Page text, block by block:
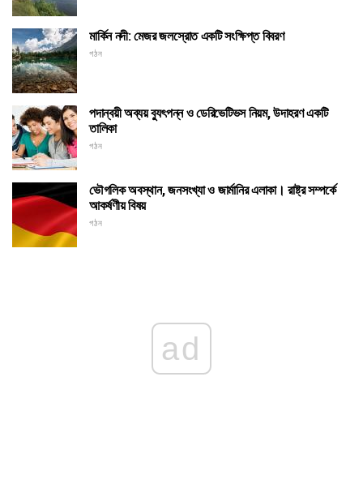
মার্কিন নদী: মেজর জলস্রোত একটি সংক্ষিপ্ত বিবরণ
গঠন
পদান্বয়ী অব্যয় ব্যুৎপন্ন ও ডেরিভেটিভস নিয়ম, উদাহরণ একটি
তালিকা
গঠন
ভৌগলিক অবস্থান, জনসংখ্যা ও জার্মানির এলাকা। রাষ্ট্র সম্পর্কে
আকর্ষণীয় বিষয়
গঠন
ad